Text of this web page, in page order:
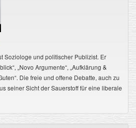
Soziologe und politischer Publizist. Er
„Novo Argumente“, „Aufklärung &
Die freie und offene Debatte, auch zu
seiner Sicht der Sauerstoff für eine liberale